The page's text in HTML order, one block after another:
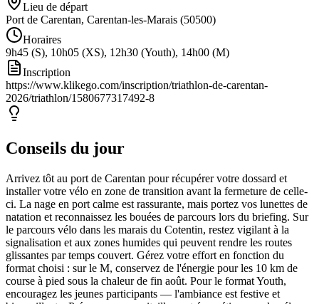
Lieu de départ
Port de Carentan, Carentan-les-Marais (50500)
Horaires
9h45 (S), 10h05 (XS), 12h30 (Youth), 14h00 (M)
Inscription
https://www.klikego.com/inscription/triathlon-de-carentan-
2026/triathlon/1580677317492-8
Conseils du jour
Arrivez tôt au port de Carentan pour récupérer votre dossard et
installer votre vélo en zone de transition avant la fermeture de celle-
ci. La nage en port calme est rassurante, mais portez vos lunettes de
natation et reconnaissez les bouées de parcours lors du briefing. Sur
le parcours vélo dans les marais du Cotentin, restez vigilant à la
signalisation et aux zones humides qui peuvent rendre les routes
glissantes par temps couvert. Gérez votre effort en fonction du
format choisi : sur le M, conservez de l'énergie pour les 10 km de
course à pied sous la chaleur de fin août. Pour le format Youth,
encouragez les jeunes participants — l'ambiance est festive et